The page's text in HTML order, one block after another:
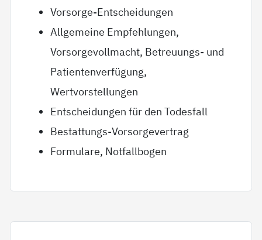
Vorsorge-Entscheidungen
Allgemeine Empfehlungen,
Vorsorgevollmacht, Betreuungs- und
Patientenverfügung,
Wertvorstellungen
Entscheidungen für den Todesfall
Bestattungs-Vorsorgevertrag
Formulare, Notfallbogen